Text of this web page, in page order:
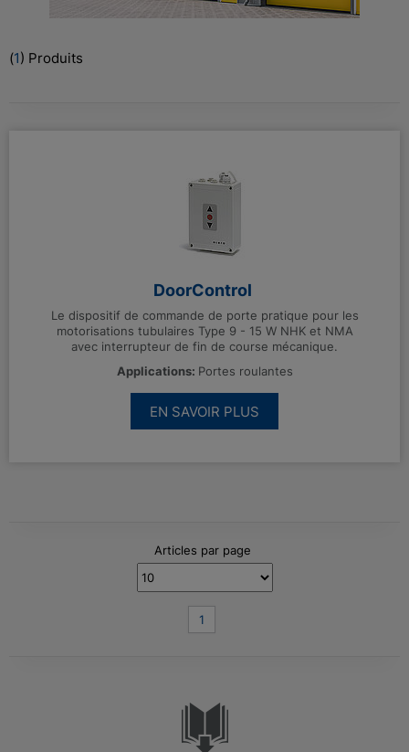
(1) Produits
DoorControl
Le dispositif de commande de porte pratique pour les
motorisations tubulaires Type 9 - 15 W NHK et NMA
avec interrupteur de fin de course mécanique.
Applications: Portes roulantes
EN SAVOIR PLUS
Articles par page
1